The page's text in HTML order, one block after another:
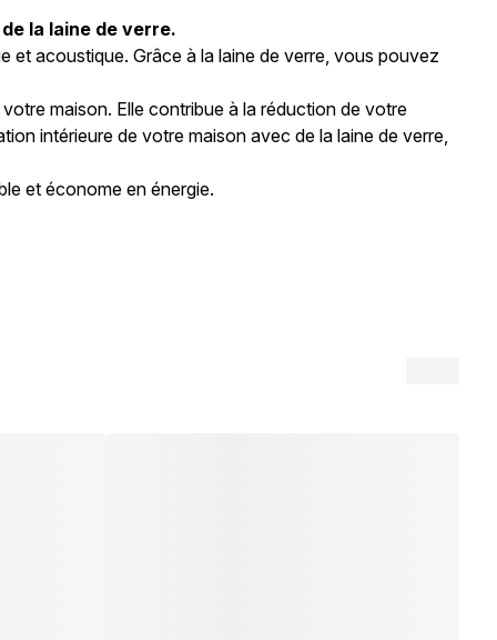
la laine de verre.
et acoustique. Grâce à la laine de verre, vous pouvez
maison. Elle contribue à la réduction de votre
intérieure de votre maison avec de la laine de verre,
et économe en énergie.